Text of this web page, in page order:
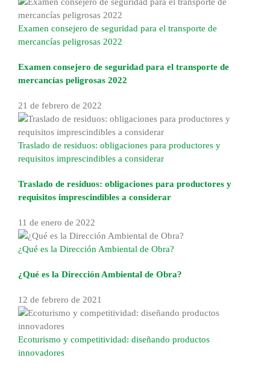
Examen consejero de seguridad para el transporte de
mercancías peligrosas 2022
Examen consejero de seguridad para el transporte de
mercancías peligrosas 2022
21 de febrero de 2022
Traslado de residuos: obligaciones para productores y
requisitos imprescindibles a considerar
Traslado de residuos: obligaciones para productores y
requisitos imprescindibles a considerar
11 de enero de 2022
¿Qué es la Dirección Ambiental de Obra?
¿Qué es la Dirección Ambiental de Obra?
12 de febrero de 2021
Ecoturismo y competitividad: diseñando productos
innovadores